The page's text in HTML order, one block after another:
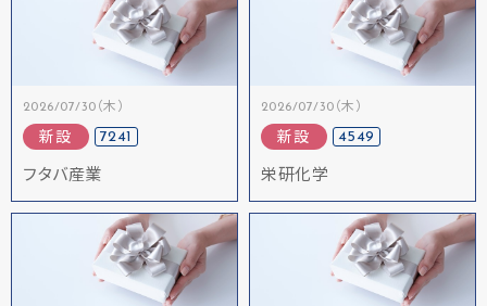
2026/07/30（木）
新設 7241
フタバ産業
2026/07/30（木）
新設 4549
栄研化学